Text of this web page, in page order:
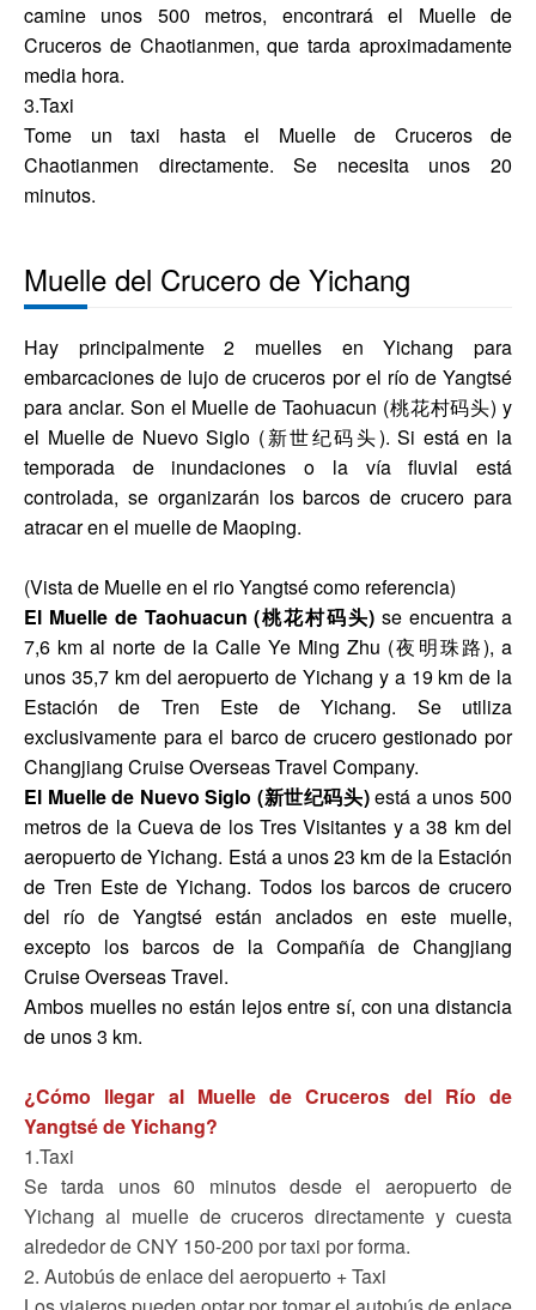
camine unos 500 metros, encontrará el Muelle de
Cruceros de Chaotianmen, que tarda aproximadamente
media hora.
3.Taxi
Tome un taxi hasta el Muelle de Cruceros de
Chaotianmen directamente. Se necesita unos 20
minutos.
Muelle del Crucero de Yichang
Hay principalmente 2 muelles en Yichang para
embarcaciones de lujo de cruceros por el río de Yangtsé
para anclar. Son el Muelle de Taohuacun (桃花村码头) y
el Muelle de Nuevo Siglo (新世纪码头). Si está en la
temporada de inundaciones o la vía fluvial está
controlada, se organizarán los barcos de crucero para
atracar en el muelle de Maoping.
(Vista de Muelle en el rio Yangtsé como referencia)
El Muelle de Taohuacun (桃花村码头) se encuentra a
7,6 km al norte de la Calle Ye Ming Zhu (夜明珠路), a
unos 35,7 km del aeropuerto de Yichang y a 19 km de la
Estación de Tren Este de Yichang. Se utiliza
exclusivamente para el barco de crucero gestionado por
Changjiang Cruise Overseas Travel Company.
El Muelle de Nuevo Siglo (新世纪码头)está a unos 500
metros de la Cueva de los Tres Visitantes y a 38 km del
aeropuerto de Yichang. Está a unos 23 km de la Estación
de Tren Este de Yichang. Todos los barcos de crucero
del río de Yangtsé están anclados en este muelle,
excepto los barcos de la Compañía de Changjiang
Cruise Overseas Travel.
Ambos muelles no están lejos entre sí, con una distancia
de unos 3 km.
¿Cómo llegar al Muelle de Cruceros del Río de
Yangtsé de Yichang?
1.Taxi
Se tarda unos 60 minutos desde el aeropuerto de
Yichang al muelle de cruceros directamente y cuesta
alrededor de CNY 150-200 por taxi por forma.
2. Autobús de enlace del aeropuerto + Taxi